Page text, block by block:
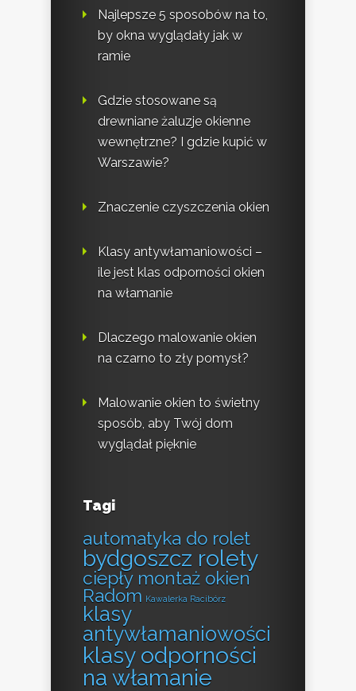
Najlepsze 5 sposobów na to,
by okna wyglądały jak w
ramie
Gdzie stosowane są
drewniane żaluzje okienne
wewnętrzne? I gdzie kupić w
Warszawie?
Znaczenie czyszczenia okien
Klasy antywłamaniowości –
ile jest klas odporności okien
na włamanie
Dlaczego malowanie okien
na czarno to zły pomysł?
Malowanie okien to świetny
sposób, aby Twój dom
wyglądał pięknie
Tagi
automatyka do rolet
bydgoszcz rolety
ciepły montaż okien
Radom Kawalerka Racibórz
klasy
antywłamaniowości
klasy odporności
na włamanie